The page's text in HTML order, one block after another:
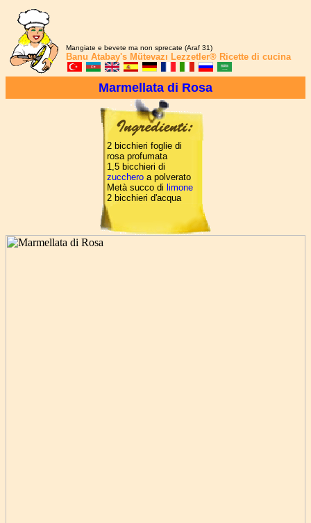
Mangiate e bevete ma non sprecate (Araf 31)
Banu Atabay's Mütevazı Lezzetler® Ricette di cucina
Marmellata di Rosa
2 bicchieri foglie di
rosa profumata
1,5 bicchieri di
zucchero a polverato
Metà succo di limone
2 bicchieri d'acqua